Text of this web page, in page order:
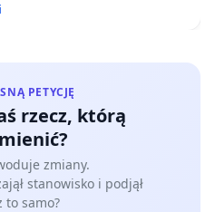
PETYCJĘ
rzecz, którą
zmiany.
stanowisko i podjął
to samo?